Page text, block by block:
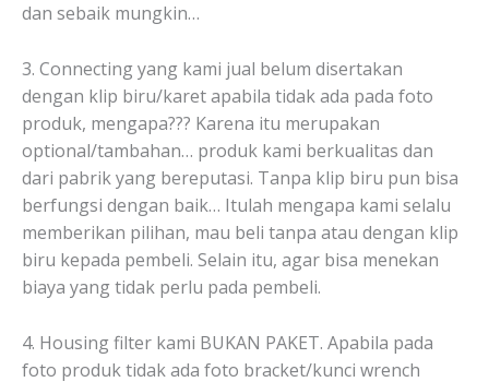
dan sebaik mungkin…
3. Connecting yang kami jual belum disertakan
dengan klip biru/karet apabila tidak ada pada foto
produk, mengapa??? Karena itu merupakan
optional/tambahan… produk kami berkualitas dan
dari pabrik yang bereputasi. Tanpa klip biru pun bisa
berfungsi dengan baik… Itulah mengapa kami selalu
memberikan pilihan, mau beli tanpa atau dengan klip
biru kepada pembeli. Selain itu, agar bisa menekan
biaya yang tidak perlu pada pembeli.
4. Housing filter kami BUKAN PAKET. Apabila pada
foto produk tidak ada foto bracket/kunci wrench